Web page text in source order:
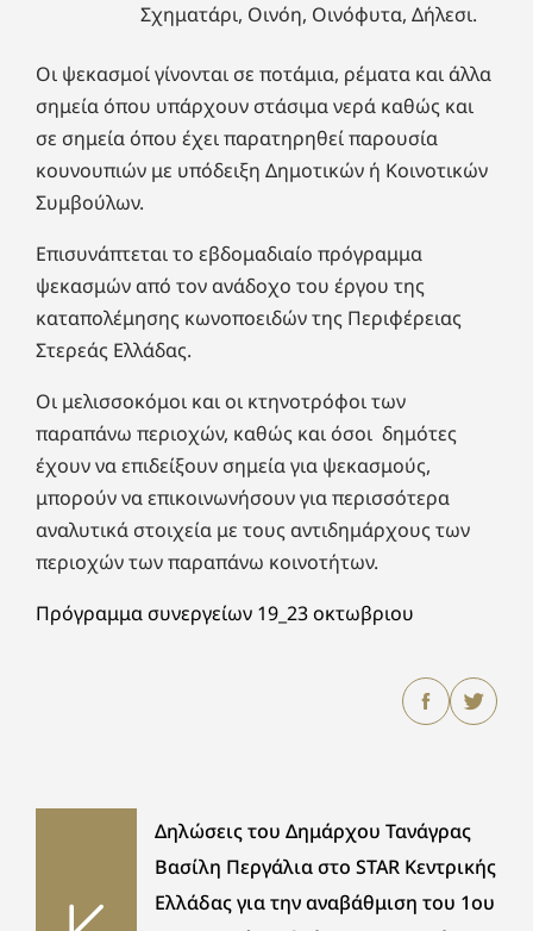
Σχηματάρι, Οινόη, Οινόφυτα, Δήλεσι.
Οι ψεκασμοί γίνονται σε ποτάμια, ρέματα και άλλα
σημεία όπου υπάρχουν στάσιμα νερά καθώς και
σε σημεία όπου έχει παρατηρηθεί παρουσία
κουνουπιών με υπόδειξη Δημοτικών ή Κοινοτικών
Συμβούλων.
Επισυνάπτεται το εβδομαδιαίο πρόγραμμα
ψεκασμών από τον ανάδοχο του έργου της
καταπολέμησης κωνοποειδών της Περιφέρειας
Στερεάς Ελλάδας.
Οι μελισσοκόμοι και οι κτηνοτρόφοι των
παραπάνω περιοχών, καθώς και όσοι δημότες
έχουν να επιδείξουν σημεία για ψεκασμούς,
μπορούν να επικοινωνήσουν για περισσότερα
αναλυτικά στοιχεία με τους αντιδημάρχους των
περιοχών των παραπάνω κοινοτήτων.
Πρόγραμμα συνεργείων 19_23 οκτωβριου
Δηλώσεις του Δημάρχου Τανάγρας
Βασίλη Περγάλια στο STAR Κεντρικής
Ελλάδας για την αναβάθμιση του 1ου